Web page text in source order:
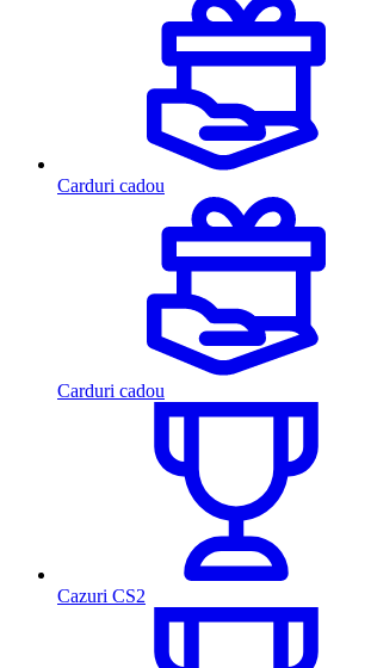
Carduri cadou
Carduri cadou
Cazuri CS2